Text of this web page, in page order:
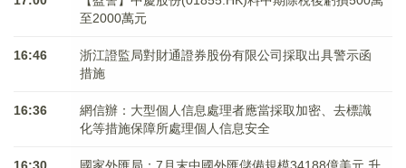
至2000萬元
16:46
浙江證監局對財通證券股份有限公司採取出具警示函
措施
16:36
網信辦：大型個人信息處理者應當採取加密、去標識
化等措施保障所處理個人信息安全